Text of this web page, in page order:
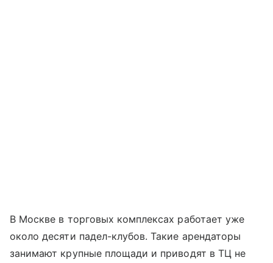
В Москве в торговых комплексах работает уже
около десяти падел-клубов. Такие арендаторы
занимают крупные площади и приводят в ТЦ не